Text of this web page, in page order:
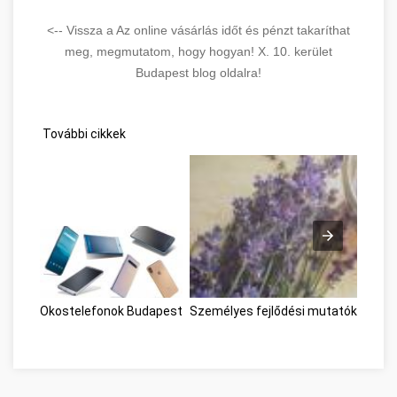
<-- Vissza a Az online vásárlás időt és pénzt takaríthat
meg, megmutatom, hogy hogyan! X. 10. kerület
Budapest blog oldalra!
További cikkek
Okostelefonok Budapest Személyes fejlődési mutatók